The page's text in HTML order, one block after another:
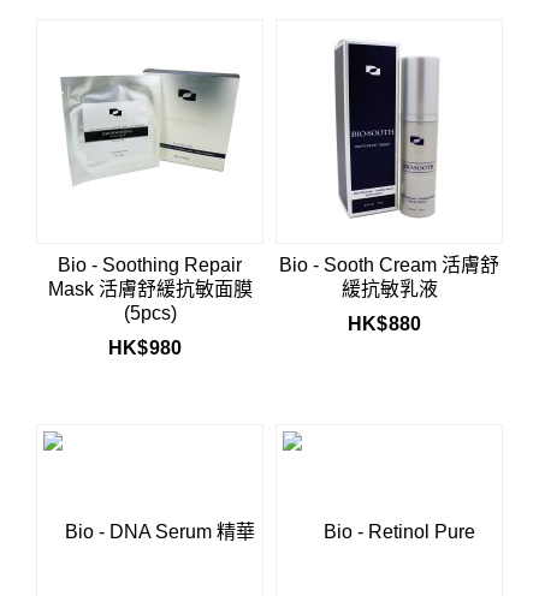
Bio - Soothing Repair
Mask 活膚舒緩抗敏面膜
(5pcs)
HK$980
Bio - Sooth Cream 活膚舒
緩抗敏乳液
HK$880